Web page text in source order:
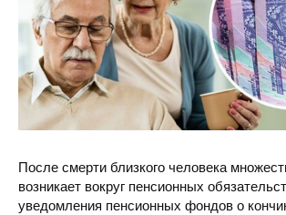
После смерти близкого человека
возникает вокруг пенсионных
уведомления пенсионных фондов о